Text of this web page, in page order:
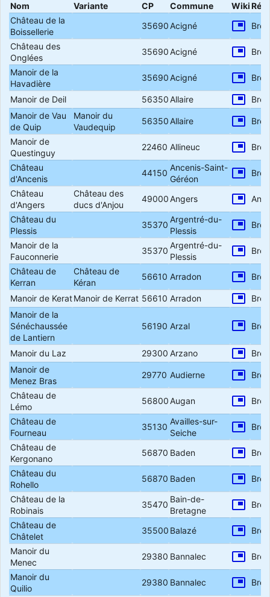
Nom Variante CP Commune Wiki
Château de la
Boissellerie
35690Acigné picture_in_picture
Château des
Onglées
35690Acigné picture_in_picture
Manoir de la
Havadière
35690Acigné picture_in_picture
Manoir de Deil 56350Allaire picture_in_picture
Manoir de Vau
de Quip
Manoir du
Vaudequip
56350Allaire picture_in_picture
Manoir de
Questinguy
22460 Allineuc picture_in_picture
Château
d'Ancenis
44150
Ancenis-Saint-
Géréon
picture_in_picture
Château
d'Angers
Château des
ducs d'Anjou
49000Angers picture_in_picture
Château du
Plessis
35370
Argentré-du-
Plessis
picture_in_picture
Manoir de la
Fauconnerie
35370
Argentré-du-
Plessis
picture_in_picture
Château de
Kerran
Château de
Kéran
56610 Arradon picture_in_picture
Manoir de KeratManoir de Kerrat 56610 Arradon picture_in_picture
Manoir de la
Sénéchaussée
de Lantiern
56190 Arzal picture_in_picture
Manoir du Laz 29300 Arzano picture_in_picture
Manoir de
Menez Bras
29770 Audierne picture_in_picture
Château de
Lémo
56800Augan picture_in_picture
Château de
Fourneau
35130
Availles-sur-
Seiche
picture_in_picture
Château de
Kergonano
56870 Baden picture_in_picture
Château du
Rohello
56870 Baden picture_in_picture
Château de la
Robinais
35470
Bain-de-
Bretagne
picture_in_picture
Château de
Châtelet
35500 Balazé picture_in_picture
Manoir du
Menec
29380 Bannalec picture_in_picture
Manoir du
Quilio
29380 Bannalec picture_in_picture